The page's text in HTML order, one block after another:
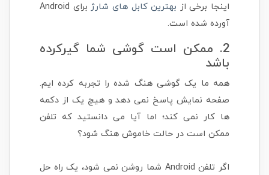
اینجا برخی از بهترین کابل های شارژ
برای Android
آورده شده است.
2. ممکن است گوشی شما گیرکرده
باشد
همه ما یک گوشی هنگ شده را تجربه کرده ایم.
صفحه نمایش پاسخ نمی دهد و هیچ یک از دکمه
ها کار نمی کند؛ اما آیا می دانستید که تلفن
ممکن است در حالت خاموش هنگ شود؟
اگر تلفن Android شما روشن نمی شود، یک راه حل